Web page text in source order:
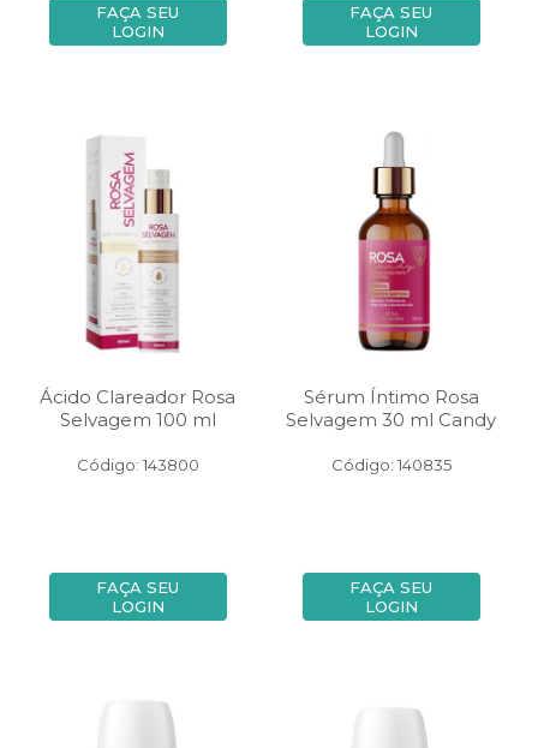
FAÇA SEU
LOGIN
FAÇA SEU
LOGIN
Ácido Clareador Rosa
Selvagem 100 ml
Código: 143800
FAÇA SEU
LOGIN
Sérum Íntimo Rosa
Selvagem 30 ml Candy
Código: 140835
FAÇA SEU
LOGIN